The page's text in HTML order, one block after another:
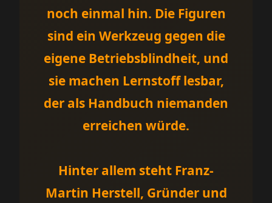
noch einmal hin. Die Figuren
sind ein Werkzeug gegen die
eigene Betriebsblindheit, und
sie machen Lernstoff lesbar,
der als Handbuch niemanden
erreichen würde.
Hinter allem steht Franz-
Martin Herstell, Gründer und